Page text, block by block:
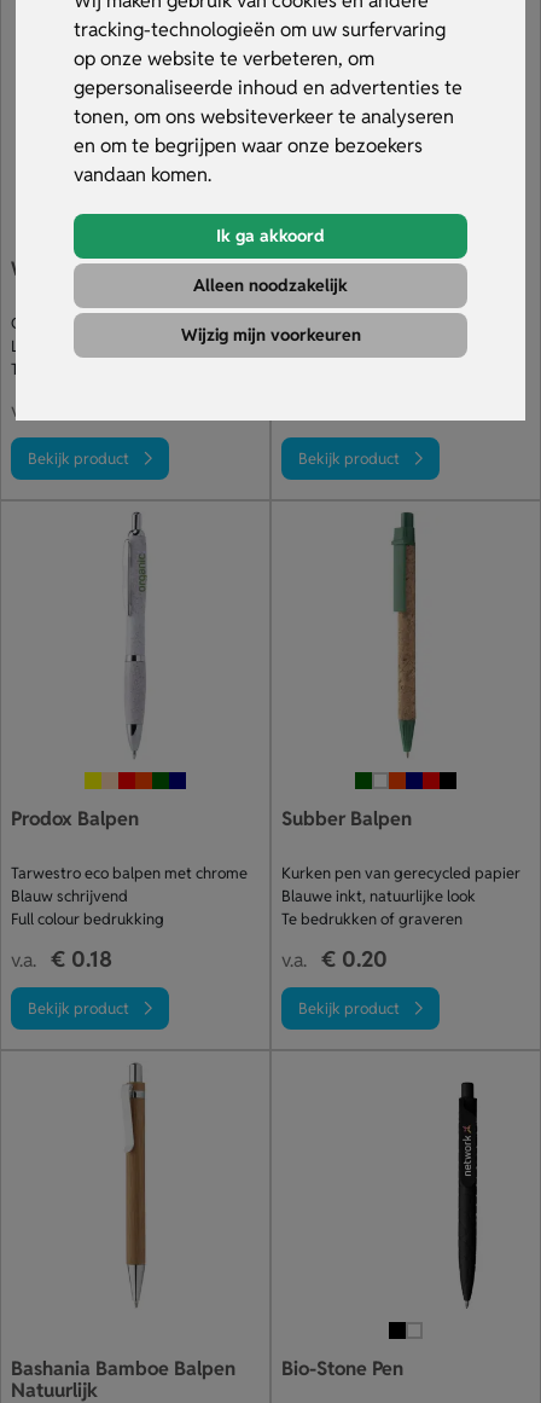
tracking-technologieën om uw surfervaring
op onze website te verbeteren, om
gepersonaliseerde inhoud en advertenties te
tonen, om ons websiteverkeer te analyseren
en om te begrijpen waar onze bezoekers
vandaan komen.
Ik ga akkoord
Alleen noodzakelijk
Wijzig mijn voorkeuren
ontvang gratis een digitale drukproef en profiteer van
snelle levering binnen 5-10 dagen. Ontdek ons aanbod!
Wipper Balpen
Gemaakt van tarwestro
Leverbaar in diverse kleuren
Te bedrukken
v.a.
Bekijk product
Tori Balpen
Gerecycled papieren behuizing
Leverbaar in diverse kleuren
Bekijk product
Prodox Balpen
Tarwestro eco balpen met chrome
Blauw schrijvend
Full colour bedrukking
v.a. € 0.18
Bekijk product
Subber Balpen
Kurken pen van gerecycled papier
Blauwe inkt, natuurlijke look
Te bedrukken of graveren
v.a. € 0.20
Bekijk product
Bashania Bamboe Balpen
Natuurlijk
Bio-Stone Pen